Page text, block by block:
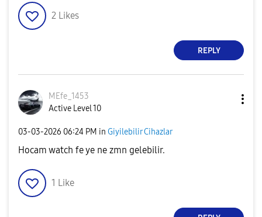
2 Likes
REPLY
MEfe_1453
Active Level 10
‎03-03-2026 06:24 PM in Giyilebilir Cihazlar
Hocam watch fe ye ne zmn gelebilir.
1 Like